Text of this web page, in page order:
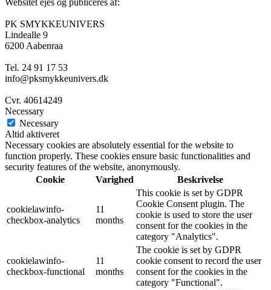
PK SMYKKEUNIVERS
Lindealle 9
6200 Aabenraa
Tel. 24 91 17 53
info@pksmykkeunivers.dk
Cvr. 40614249
Necessary
Necessary
Altid aktiveret
Necessary cookies are absolutely essential for the website to
function properly. These cookies ensure basic functionalities and
security features of the website, anonymously.
Cookie
Varighed Beskrivelse
cookielawinfo-
checkbox-analytics
11
months
This cookie is set by GDPR
Cookie Consent plugin. The
cookie is used to store the user
consent for the cookies in the
category "Analytics".
cookielawinfo-
checkbox-functional
11
months
The cookie is set by GDPR
cookie consent to record the user
consent for the cookies in the
category "Functional".